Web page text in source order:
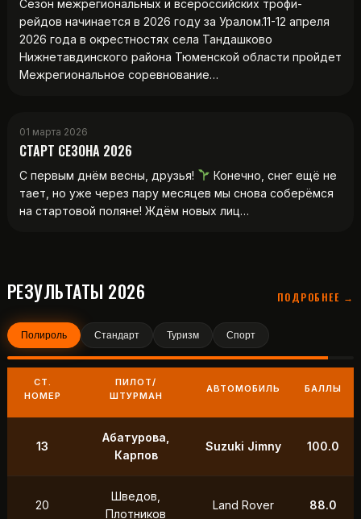
Сезон межрегиональных и всероссийских трофи-
рейдов начинается в 2026 году за Уралом.11-12 апреля
2026 года в окрестностях села Тандашково
Нижнетавдинского района Тюменской области пройдет
Межрегиональное соревнование…
01 марта 2026
СТАРТ СЕЗОНА 2026
С первым днём весны, друзья!
Конечно, снег ещё не
тает, но уже через пару месяцев мы снова соберёмся
на стартовой поляне! Ждём новых лиц…
РЕЗУЛЬТАТЫ 2026 ПОДРОБНЕЕ →
Полироль Стандарт Туризм Спорт
СТ.
НОМЕР
ПИЛОТ/
ШТУРМАН
АВТОМОБИЛЬ БАЛЛЫ
Маслов, Ходько УАЗ
Петухов